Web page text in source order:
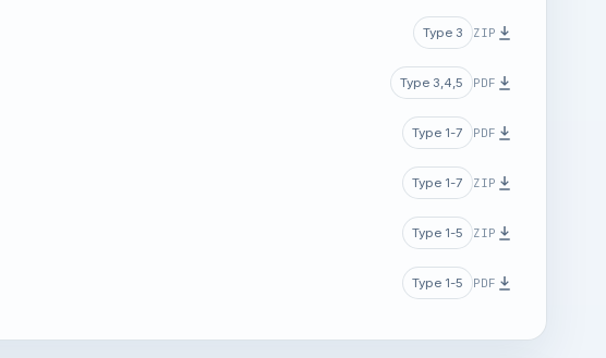
Type 3 ZIP
Type 3,4,5 PDF
Type 1-7 PDF
Type 1-7 ZIP
Type 1-5 ZIP
Type 1-5 PDF